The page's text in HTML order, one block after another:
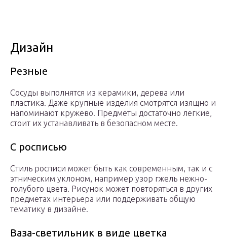
Дизайн
Резные
Сосуды выполнятся из керамики, дерева или
пластика. Даже крупные изделия смотрятся изящно и
напоминают кружево. Предметы достаточно легкие,
стоит их устанавливать в безопасном месте.
С росписью
Стиль росписи может быть как современным, так и с
этническим уклоном, например узор гжель нежно-
голубого цвета. Рисунок может повторяться в других
предметах интерьера или поддерживать общую
тематику в дизайне.
Ваза-светильник в виде цветка